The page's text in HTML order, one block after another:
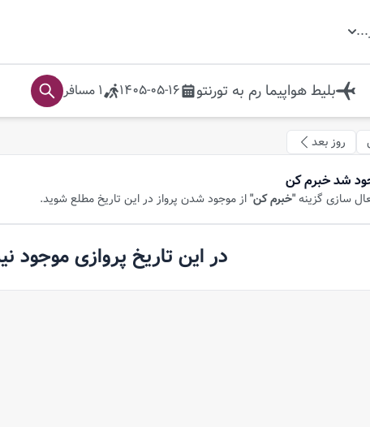
...
بلیط هواپیما رم به تورنتو 1405-05-16
1 مسافر
روز بعد
شد خبرم کن
سازی گزینه"خبرم کن"از موجود شدن پرواز در این تاریخ مطلع شوید.
در این تاریخ پروازی موجود